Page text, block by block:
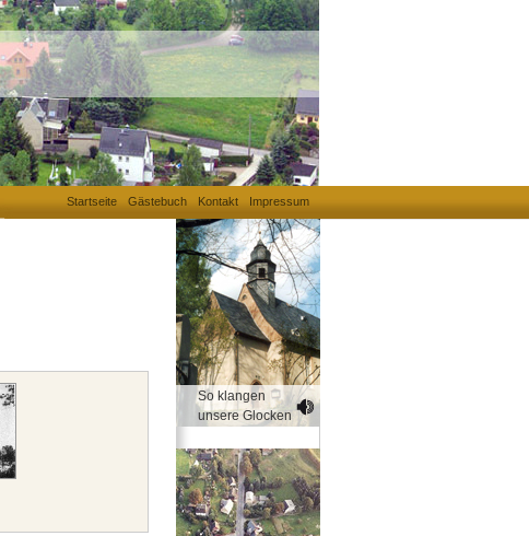
Impressum
Kontakt
Gästebuch
Startseite
So klangen
unsere Glocken